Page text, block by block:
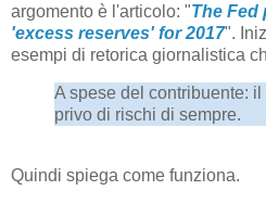
argomento è l'articolo: "The Fed
'excess reserves' for 2017".
esempi di retorica giornalistica
A spese del contribuente:
privo di rischi di sempre.
Quindi spiega come funziona.